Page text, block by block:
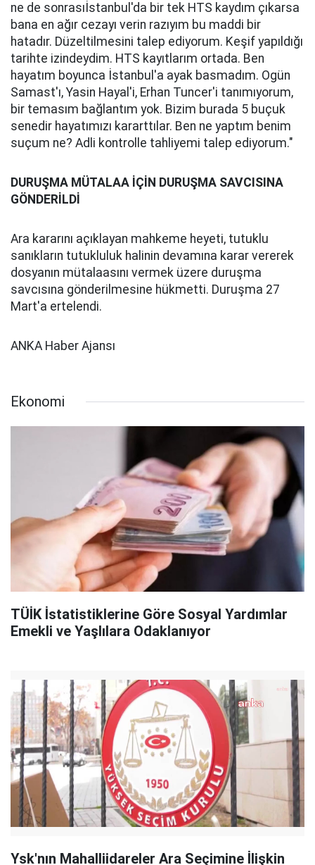
ne de sonrasıİstanbul'da bir tek HTS kaydım çıkarsa
bana en ağır cezayı verin razıyım bu maddi bir
hatadır. Düzeltilmesini talep ediyorum. Keşif yapıldığı
tarihte izindeydim. HTS kayıtlarım ortada. Ben
hayatım boyunca İstanbul'a ayak basmadım. Ogün
Samast'ı, Yasin Hayal'i, Erhan Tuncer'i tanımıyorum,
bir temasım bağlantım yok. Bizim burada 5 buçuk
senedir hayatımızı kararttılar. Ben ne yaptım benim
suçum ne? Adli kontrolle tahliyemi talep ediyorum."
DURUŞMA MÜTALAA İÇİN DURUŞMA SAVCISINA
GÖNDERİLDİ
Ara kararını açıklayan mahkeme heyeti, tutuklu
sanıkların tutukluluk halinin devamına karar vererek
dosyanın mütalaasını vermek üzere duruşma
savcısına gönderilmesine hükmetti. Duruşma 27
Mart'a ertelendi.
ANKA Haber Ajansı
Ekonomi
TÜİK İstatistiklerine Göre Sosyal Yardımlar
Emekli ve Yaşlılara Odaklanıyor
Ysk'nın Mahalliidareler Ara Seçimine İlişkin